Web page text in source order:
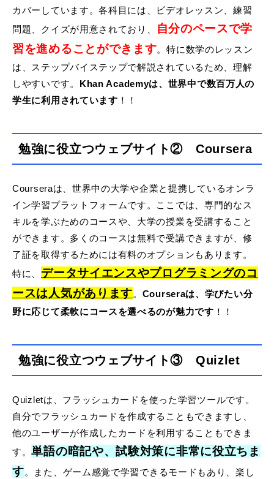
カバーしています。各科目には、ビデオレッスン、練習
問題、クイズが用意されており、
自分のペースで学
習を進めることができます。特に数学のレッスン
は、ステップバイステップで解説されているため、理解
しやすいです。 Khan Academyは、世界中で数百万人の
学生に利用されています ！！
勉強に役立つウェブサイト② Coursera
Courseraは、世界中の大学や企業と提携しているオンラ
イン学習プラットフォームです。ここでは、専門的なス
キルを学ぶためのコースや、大学の授業を受講すること
ができます。多くのコースは無料で受講できますが、修
了証を取得するためには有料のオプションもあります。
特に、 データサイエンスやプログラミングのコ
ースは人気があります。 Courseraは、学びたい分
野に応じて柔軟にコースを選べるのが魅力です ！！
勉強に役立つウェブサイト③ Quizlet
Quizletは、フラッシュカードを使った学習ツールです。
自分でフラッシュカードを作成することもできますし、
他のユーザーが作成したカードを利用することもできま
す。単語の暗記や、試験対策に非常に役立ちま
す。また、ゲーム感覚で学習できるモードもあり、楽し